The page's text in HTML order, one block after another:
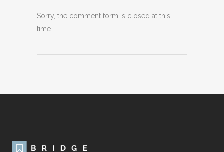
Sorry, the comment form is closed at this
time.